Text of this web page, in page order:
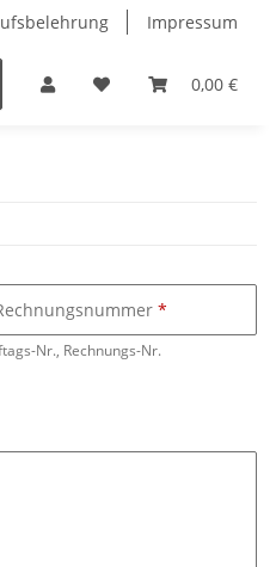
Impressum
0,00 €
Nr., Rechnungs-Nr.